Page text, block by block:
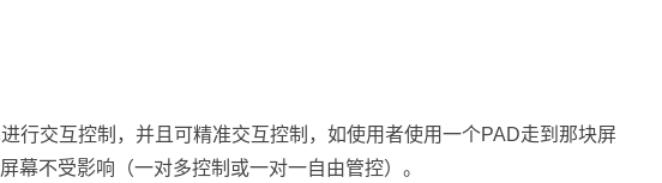
行交互控制，并且可精准交互控制，如使用者使用一个PAD走到那块屏
幕不受影响（一对多控制或一对一自由管控）。